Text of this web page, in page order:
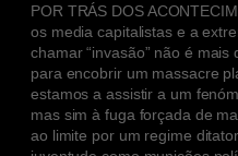
POR TRÁS DOS
os media capitalistas e a
chamar “invasão” não é
para encobrir um massacre
estamos a assistir a um
mas sim à fuga forçada de
ao limite por um regime